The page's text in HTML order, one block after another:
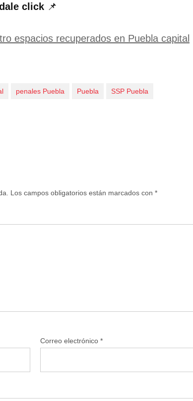
click 📌
espacios recuperados en Puebla capital
penales Puebla Puebla SSP Puebla
Los campos obligatorios están marcados con *
Correo electrónico *